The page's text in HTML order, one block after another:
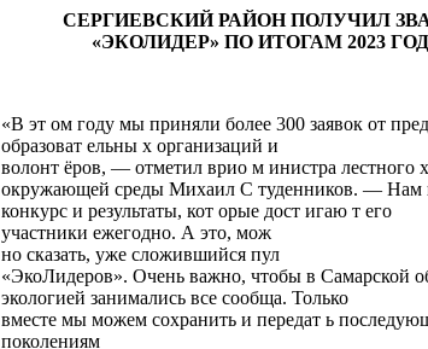
СЕРГИЕВСКИЙ РАЙОН ПОЛУЧИЛ
«ЭКОЛИДЕР» ПО ИТОГАМ 2023
«В эт ом году мы приняли более 300 заявок от
образоват ельны х организаций и
волонт ёров, — отметил врио м инистра лестного
окружающей среды Михаил С туденников. — Нам
конкурс и результаты, кот орые дост игаю т его
участники ежегодно. А это, мож ­
но сказать, уже сложившийся пул
«ЭкоЛидеров». Очень важно, чтобы в Самарской
экологией занимались все сообща. Только
вместе мы можем сохранить и передат ь
поколениям